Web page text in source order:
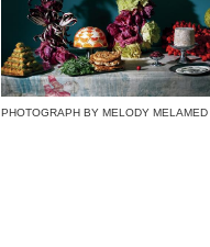
PHOTOGRAPH BY MELODY MELAMED